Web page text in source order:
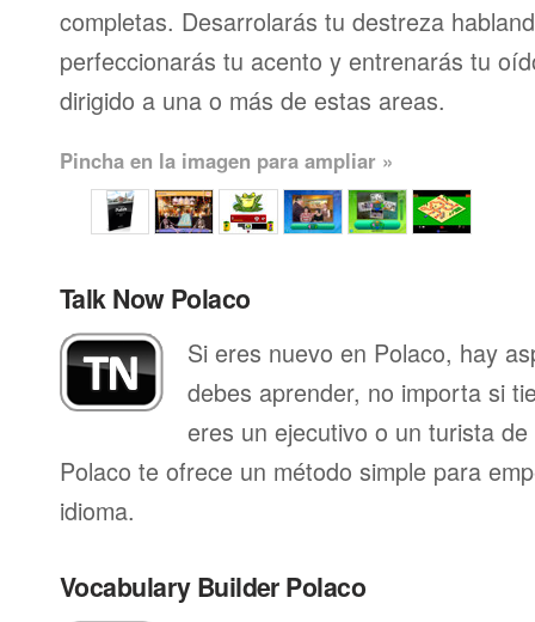
completas. Desarrolarás tu destreza
perfeccionarás tu acento y entrenarás tu
dirigido a una o más de estas areas.
Pincha en la imagen para ampliar »
Talk Now Polaco
Si eres nuevo en Polaco, hay
debes aprender, no importa si
eres un ejecutivo o un turista
Polaco te ofrece un método simple para
idioma.
Vocabulary Builder Polaco